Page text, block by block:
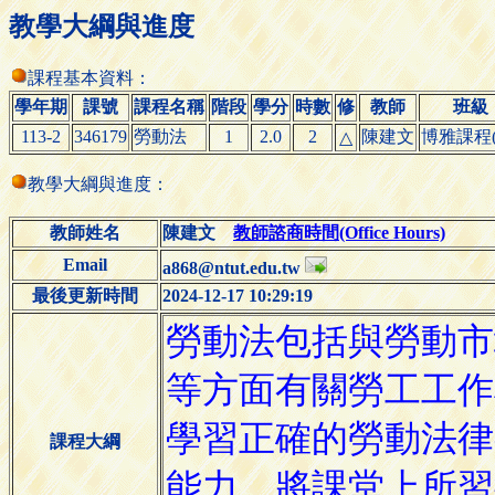
教學大綱與進度
課程基本資料：
學年期
課號 課程名稱 階段 學分 時數 修 教師
班級
113-2
346179 勞動法 1 2.0 2 △ 陳建文 博雅課程
教學大綱與進度：
教師姓名 陳建文教師諮商時間(Office Hours)
Email
a868@ntut.edu.tw
最後更新時間
2024-12-17 10:29:19
課程大綱